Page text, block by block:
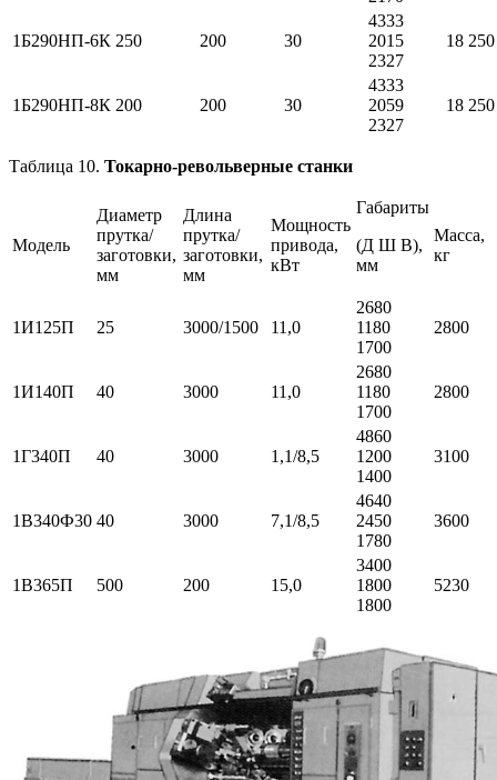
1Б290НП-6К 250 200 30
4333
2015
2327
18 250
1Б290НП-8К 200 200 30
4333
2059
2327
18 250
Таблица 10. Токарно-револьверные станки
Модель
Диаметр
прутка/
заготовки,
мм
Длина
прутка/
заготовки,
мм
Мощность
привода,
кВт
Габариты
(Д Ш В),
мм
Масса,
кг
1И125П 25 3000/1500 11,0
2680
1180
1700
2800
1И140П 40 3000 11,0
2680
1180
1700
2800
1Г340П 40 3000 1,1/8,5
4860
1200
1400
3100
1В340Ф30 40 3000 7,1/8,5
4640
2450
1780
3600
1В365П 500 200 15,0
3400
1800
1800
5230